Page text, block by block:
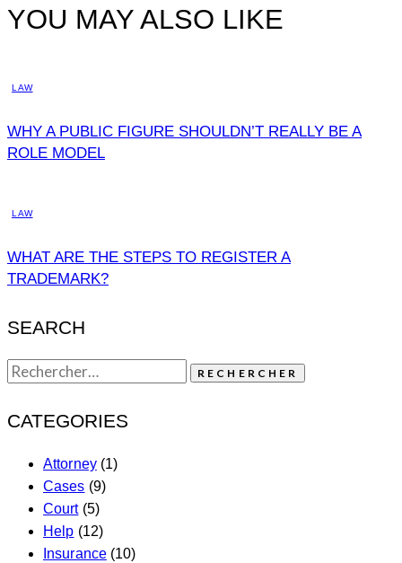
YOU MAY ALSO LIKE
LAW
WHY A PUBLIC FIGURE SHOULDN’T REALLY BE A
ROLE MODEL
LAW
WHAT ARE THE STEPS TO REGISTER A
TRADEMARK?
SEARCH
CATEGORIES
Attorney(1)
Cases (9)
Court(5)
Help (12)
Insurance(10)